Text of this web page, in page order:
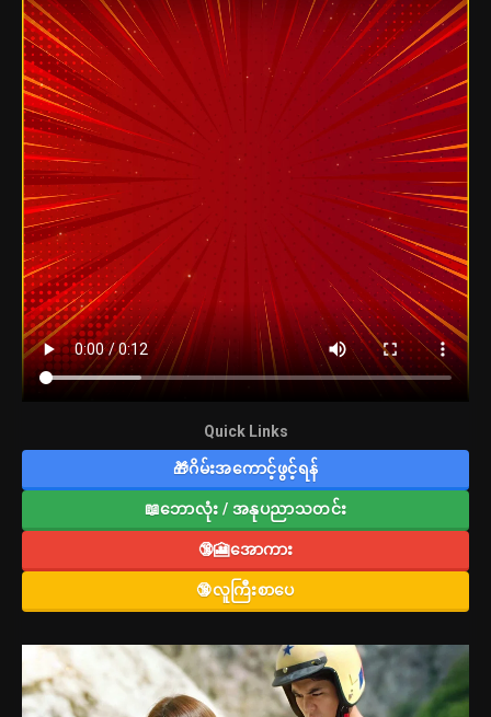
Quick Links
🎁ဂိမ်းအကောင့်ဖွင့်ရန်
📖ဘောလုံး / အနုပညာသတင်း
🔞🎦အောကား
🔞လူကြီးစာပေ